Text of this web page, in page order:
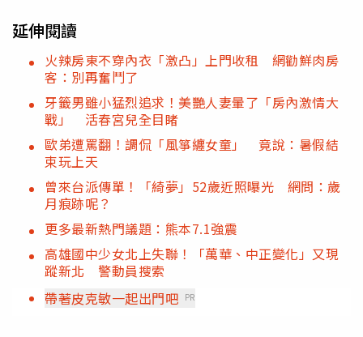
延伸閱讀
火辣房東不穿內衣「激凸」上門收租 網勸鮮肉房
客：別再奮鬥了
牙籤男雖小猛烈追求！美艷人妻暈了「房內激情大
戰」 活春宮兒全目睹
歐弟遭罵翻！調侃「風箏纏女童」 竟說：暑假結
束玩上天
曾來台派傳單！「綺夢」52歲近照曝光 網問：歲
月痕跡呢？
更多最新熱門議題：熊本7.1強震
高雄國中少女北上失聯！「萬華、中正變化」又現
蹤新北 警動員搜索
帶著皮克敏一起出門吧 PR